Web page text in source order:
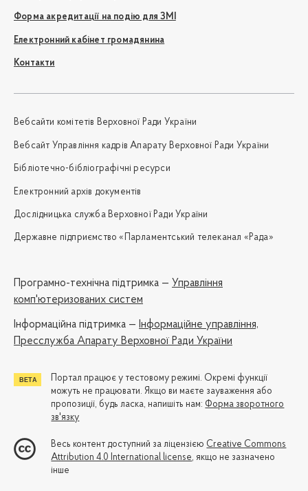
Форма акредитації на подію для ЗМІ
Електронний кабінет громадянина
Контакти
Вебсайти комітетів Верховної Ради України
Вебсайт Управління кадрів Апарату Верховної Ради України
Бібліотечно-бібліографічні ресурси
Електронний архів документів
Дослідницька служба Верховної Ради України
Державне підприємство «Парламентський телеканал «Рада»
Програмно-технічна підтримка — Управління
комп'ютеризованих систем
Iнформаційна підтримка — Інформаційне управління,
Пресслужба Апарату Верховної Ради України
Портал працює у тестовому режимі. Окремі функції
можуть не працювати. Якщо ви маєте зауваження або
пропозиції, будь ласка, напишіть нам: Форма зворотного
зв'язку
Весь контент доступний за ліцензією Creative Commons
Attribution 4.0 International license, якщо не зазначено
інше